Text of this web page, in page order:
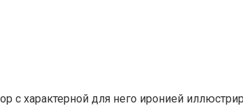
характерной для него иронией